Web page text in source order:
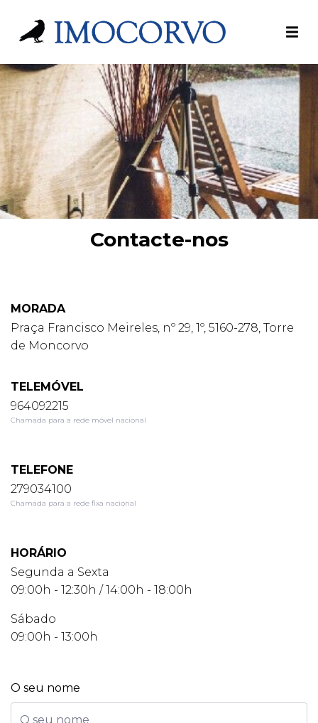
Contacte-nos
MORADA
Praça Francisco Meireles, nº 29, 1º, 5160-278, Torre
de Moncorvo
TELEMÓVEL
964092215
Chamada para a rede móvel nacional
TELEFONE
279034100
Chamada para a rede fixa nacional
HORÁRIO
Segunda a Sexta
09:00h - 12:30h / 14:00h - 18:00h
Sábado
09:00h - 13:00h
O seu nome